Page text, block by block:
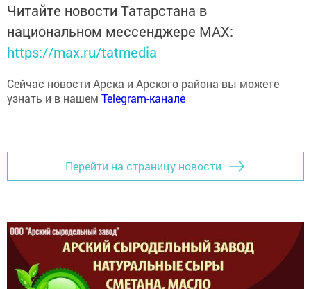
национальном мессенджере MАХ:
https://max.ru/tatmedia
Сейчас новости Арска и Арского района вы можете
узнать и в нашемTelegram-канале